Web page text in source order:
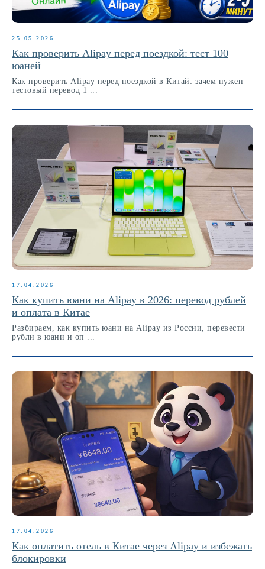
25.05.2026
Как проверить Alipay перед поездкой: тест 100
юаней
Как проверить Alipay перед поездкой в Китай: зачем нужен
тестовый перевод 1 ...
17.04.2026
Как купить юани на Alipay в 2026: перевод рублей
и оплата в Китае
Разбираем, как купить юани на Alipay из России, перевести
рубли в юани и оп ...
17.04.2026
Как оплатить отель в Китае через Alipay и избежать
блокировки